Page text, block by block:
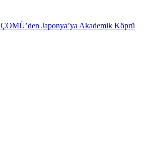
ÇOMÜ’den Japonya’ya Akademik Köprü